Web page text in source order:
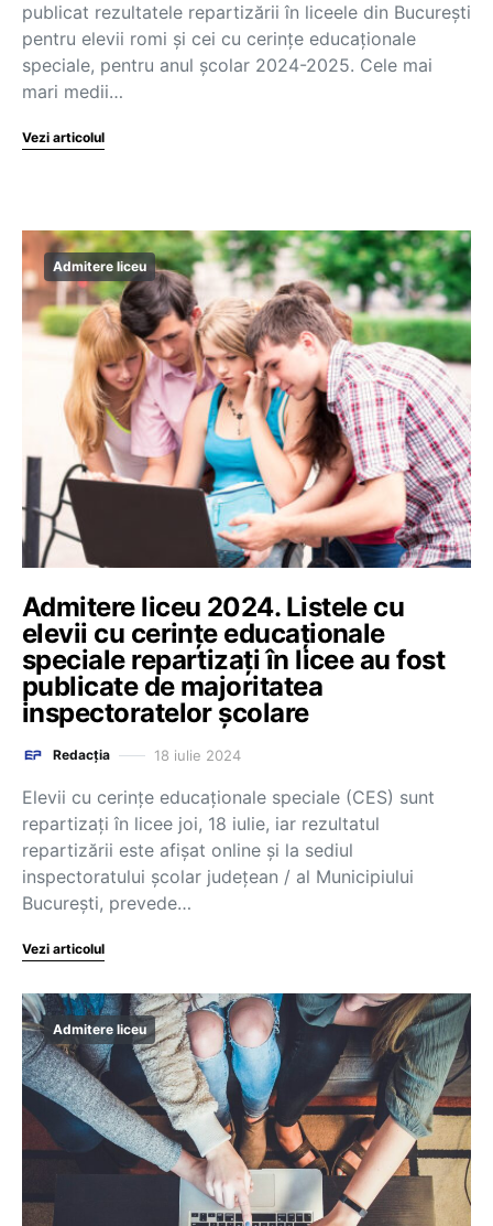
publicat rezultatele repartizării în liceele din București
pentru elevii romi și cei cu cerințe educaționale
speciale, pentru anul școlar 2024-2025. Cele mai
mari medii…
Vezi articolul
Admitere liceu
Admitere liceu 2024. Listele cu
elevii cu cerințe educaționale
speciale repartizați în licee au fost
publicate de majoritatea
inspectoratelor școlare
Redacția 18 iulie 2024
Elevii cu cerințe educaționale speciale (CES) sunt
repartizați în licee joi, 18 iulie, iar rezultatul
repartizării este afișat online și la sediul
inspectoratului școlar județean / al Municipiului
București, prevede…
Vezi articolul
Admitere liceu